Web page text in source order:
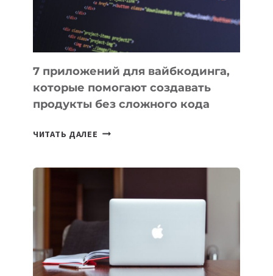
7 приложений для вайбкодинга,
которые помогают создавать
продукты без сложного кода
ЧИТАТЬ ДАЛЕЕ 7
ПОМОГАЮТ
СОЗДАВАТЬ
БЕЗ
СЛОЖНОГО